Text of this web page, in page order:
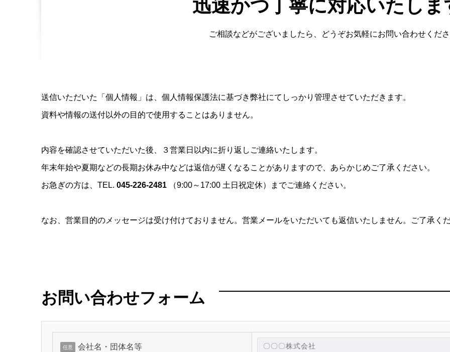
迅速かつ丁寧に対応いたしま
ご相談などがございましたら、どうぞお気軽にお問い合わせくだ
送信いただいた「個人情報」は、個人情報保護法に基づき弊社にてしっかり管理させていただきます。
資料や情報の送付以外の目的で使用することはありません。
内容を確認させていただいた後、３営業日以内に折り返しご連絡いたします。
年末年始や夏期などの長期お休み中などは返信が遅くなることがありますので、あらかじめご了承ください。
お急ぎの方は、TEL. 045-226-2481 （9:00～17:00 土日祝定休）までご連絡ください。
なお、営業目的のメッセージは受け付けておりません。営業メールをいただいても返信いたしません。ご了承く
お問い合わせフォーム
任意 会社名・団体名等